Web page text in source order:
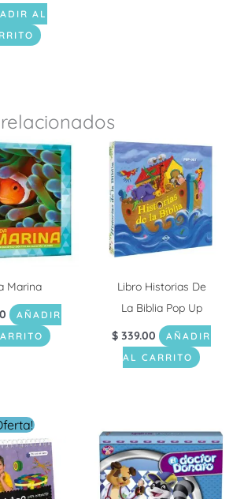
AL
Marina
AÑADIR
Libro Historias De
La Biblia Pop Up
$ 339.00
AÑADIR
AL CARRITO
El
precio
original
era:
$ 229.00.